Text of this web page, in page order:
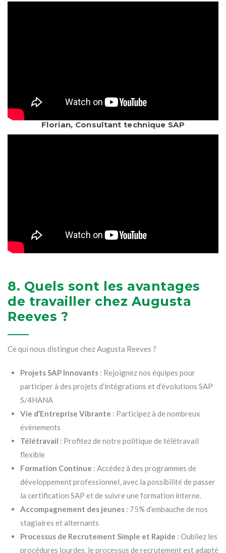
Florian, Consultant technique SAP
8. Quels sont les avantages
de travailler chez Augusta
Reeves ?
Ce qui nous distingue chez Augusta Reeves ?
Projets SAP Innovants : Rejoignez nos équipes pour
participer à des projets d’intégrations et d’évolutions SAP
S/4HANA
Vie d’Entreprise Vibrante : Participez à de nombreux
évènements
Télétravail : Profitez de notre politique de télétravail
flexible
Formation Continue : Accédez à des programmes de
développement professionnel, avec la possibilité de passer
la certification SAP et de suivre une formation interne.
Accompagnement des jeunes : 75% d’embauche de nos
stagiaires et alternants
Processus de Recrutement Simple et Rapide : Oubliez les
procédures lourdes, le processus de recrutement est adapté